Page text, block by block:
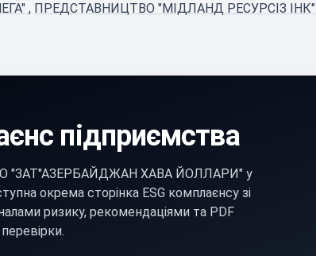
, ПРЕДСТАВНИЦТВО "МІДЛАНД РЕСУРСІЗ ІНК"
підприємства
"ЗАТ"АЗЕРБАЙДЖАН ХАВА ЙОЛЛАРИ" у
окрема сторінка ESG комплаєнсу зі
ризику, рекомендаціями та PDF